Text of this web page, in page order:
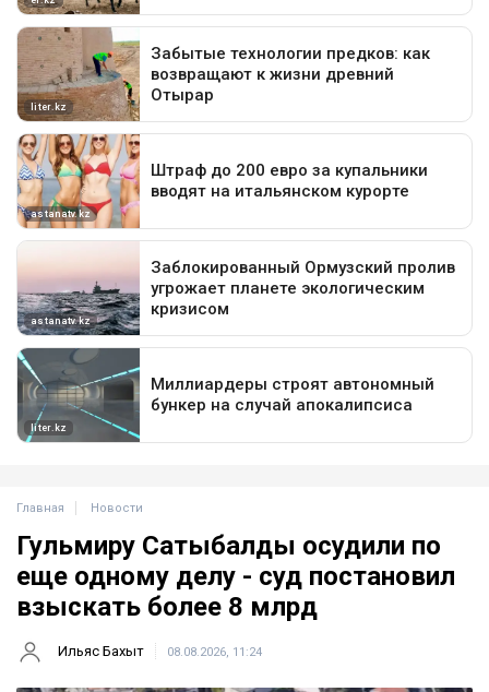
Главная Новости
Гульмиру Сатыбалды осудили по
еще одному делу - суд постановил
взыскать более 8 млрд
Ильяс Бахыт 08.08.2026, 11:24